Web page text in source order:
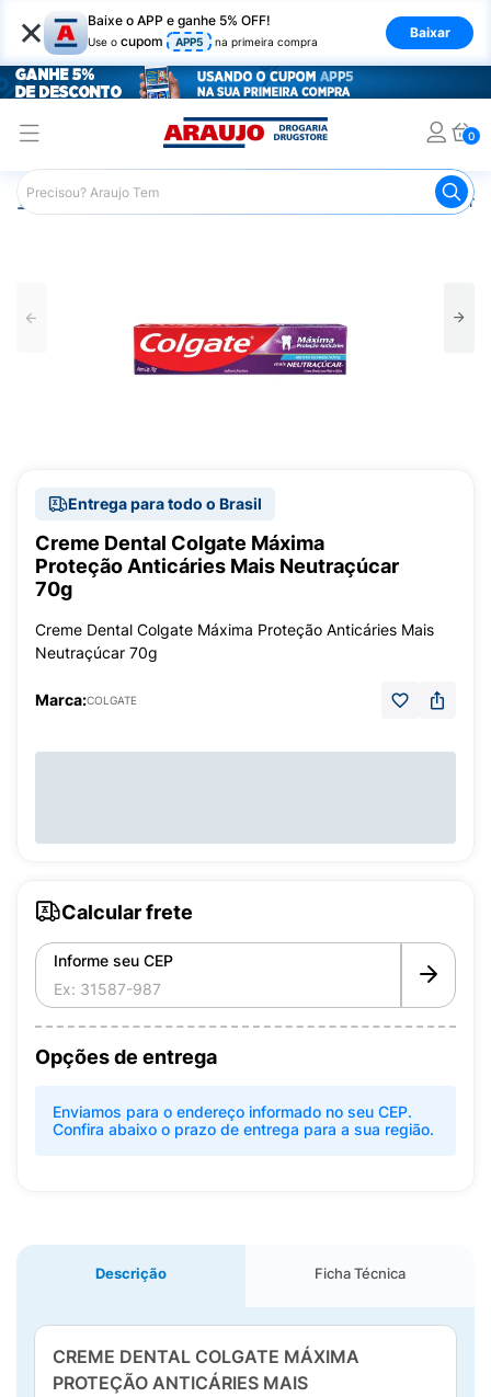
× Baixe o APP e ganhe 5% OFF!
Use o cupom APP5 na primeira compra
Baixar
0
Araujo Higiene Pessoal Pasta de Dente
Entrega para todo o Brasil
Creme Dental Colgate Máxima
Proteção Anticáries Mais Neutraçúcar
70g
Creme Dental Colgate Máxima Proteção Anticáries Mais
Neutraçúcar 70g
Marca:COLGATE
Calcular frete
Informe seu CEP
Opções de entrega
Enviamos para o endereço informado no seu CEP.
Confira abaixo o prazo de entrega para a sua região.
Descrição Ficha Técnica
CREME DENTAL COLGATE MÁXIMA
PROTEÇÃO ANTICÁRIES MAIS